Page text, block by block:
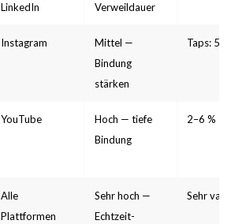
LinkedIn
Verweildauer
Instagram
Mittel —
Bindung
stärken
Taps: 5–20
YouTube
Hoch — tiefe
Bindung
2–6 %
Alle
Plattformen
Sehr hoch —
Echtzeit-
Sehr variabel